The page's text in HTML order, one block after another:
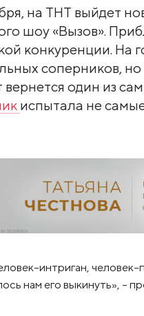
на ТНТ выйдет
шоу «Вызов».
конкуренции. На
соперников,
вернется один из
испытала не
интриган,
нам его выкинуть», –